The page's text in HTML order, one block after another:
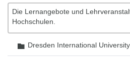
Die Lernangebote und
Hochschulen.
Ordner
Dresden International University